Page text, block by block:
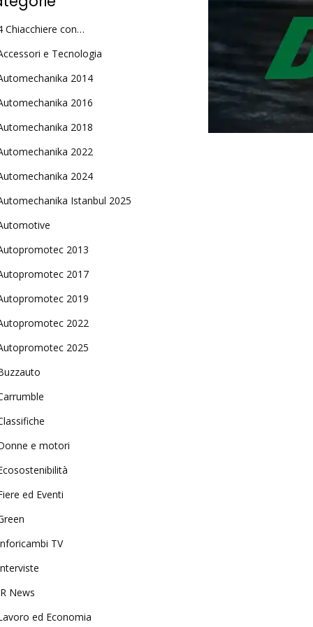
Chiacchiere con…
e Tecnologia
2014
2016
2018
2022
2024
Istanbul 2025
2013
2017
2019
2022
2025
e motori
ed Eventi
TV
News
ed Economia